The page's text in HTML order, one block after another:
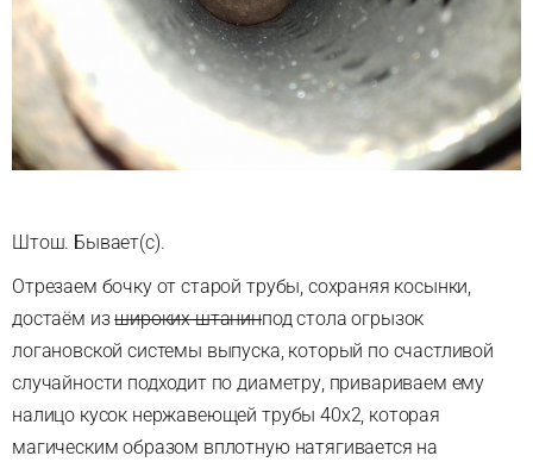
Штош. Бывает(с).
Отрезаем бочку от старой трубы, сохраняя косынки,
достаём изшироких штанинпод стола огрызок
логановской системы выпуска, который по счастливой
случайности подходит по диаметру, привариваем ему
налицо кусок нержавеющей трубы 40х2, которая
магическим образом вплотную натягивается на